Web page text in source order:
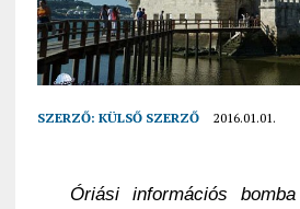
SZERZŐ: KÜLSŐ SZERZŐ 2016.01.01.
Óriási információs